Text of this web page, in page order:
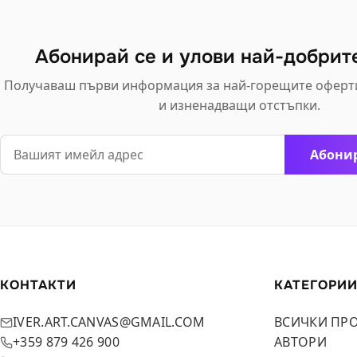
be
on
Абонирай се и улови най-
Получаваш първи информация за най-горещите
и изненадващи отстъпки.
Email
КОНТАКТИ
IVER.ART.CANVAS@GMAIL.COM
+359 879 426 900
КАТЕГОРИИ
ВСИЧКИ
АВТОРИ